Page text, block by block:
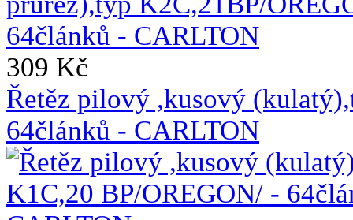
309 Kč
Řetěz pilový ,kusový
64článků - CARLTON